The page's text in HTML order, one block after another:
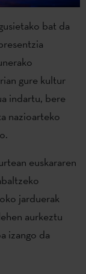
bat da
gure kultur
indartu, bere
nazioarteko
euskararen
jarduerak
aurkeztu
izango da